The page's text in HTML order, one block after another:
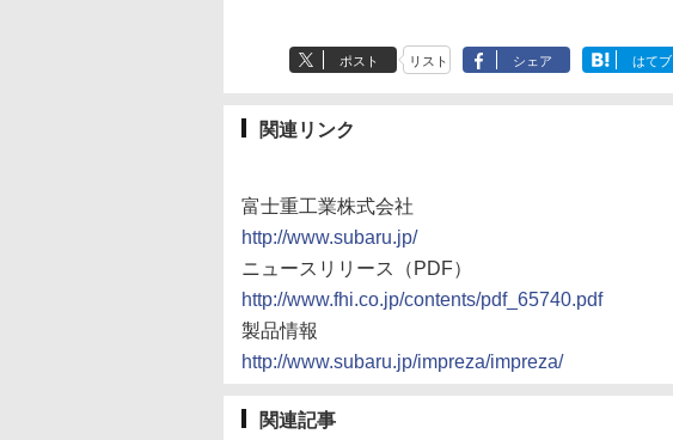
ポスト リスト シェア はてブ
関連リンク
富士重工業株式会社
http://www.subaru.jp/
ニュースリリース（PDF）
http://www.fhi.co.jp/contents/pdf_65740.pdf
製品情報
http://www.subaru.jp/impreza/impreza/
関連記事